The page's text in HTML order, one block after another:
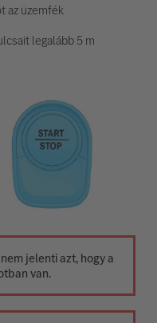
az üzemfék
legalább 5 m
jelenti azt, hogy a
van.